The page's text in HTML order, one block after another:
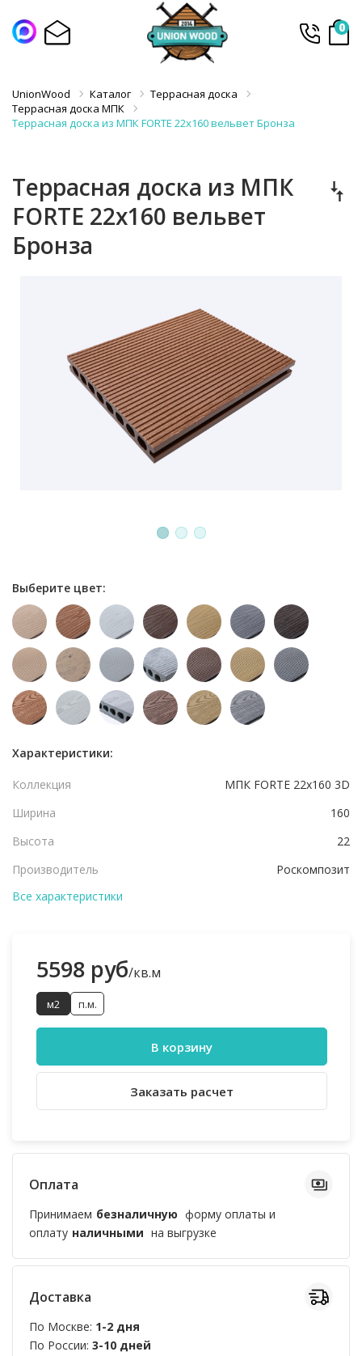
0
UnionWood Каталог
Террасная доска
Террасная доска МПК
Террасная доска из МПК FORTE 22x160 вельвет Бронза
Террасная доска из МПК
FORTE 22x160 вельвет
Бронза
1 2 3
Выберите цвет:
Характеристики:
Коллекция
МПК FORTE 22x160 3D
Ширина
160
Высота
22
Производитель
Роскомпозит
Все характеристики
5598 руб/кв.м
м2 п.м.
В корзину
Заказать расчет
Оплата
Принимаем безналичную форму оплаты и
оплату наличными на выгрузке
Доставка
По Москве: 1-2 дня
По России: 3-10 дней